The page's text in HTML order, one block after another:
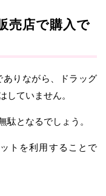
売店で購入で
ありながら、ドラッグ
していません。
駄となるでしょう。
トを利用することで